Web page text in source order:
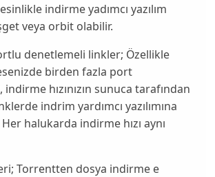
indirme yadımcı yazılım
veya orbit olabilir.
denetlemeli linkler; Özellikle
birden fazla port
indirme hızınızın sunuca tarafından
indrim yardımcı yazılımına
halukarda indirme hızı aynı
Torrentten dosya indirme e